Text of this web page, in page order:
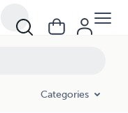
Categories
colori